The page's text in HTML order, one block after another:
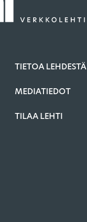
TIETOA LEHDESTÄ
MEDIATIEDOT
TILAA LEHTI